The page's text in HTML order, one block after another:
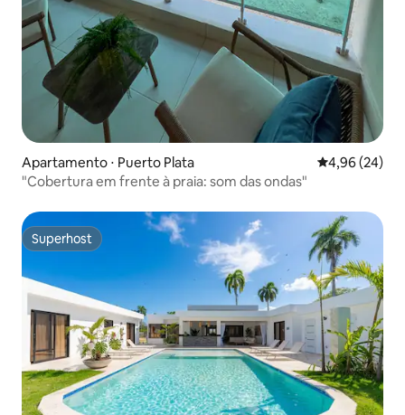
Apartamento ⋅ Puerto Plata 4,96 de uma
4,96 (24)
"Cobertura em frente à praia: som das ondas"
Superhost
Superhost